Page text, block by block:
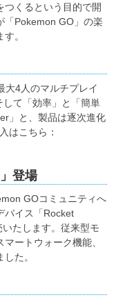
くるという目的で開
「Pokemon GO」の楽
。
大4人のマルチプレイ
て「効率」と「簡単
」と、製品は逐次進化
はこちら：
登場
GOコミュニティへ
バイス「Rocket
たします。従来型モ
ートウォーク機能、
た。